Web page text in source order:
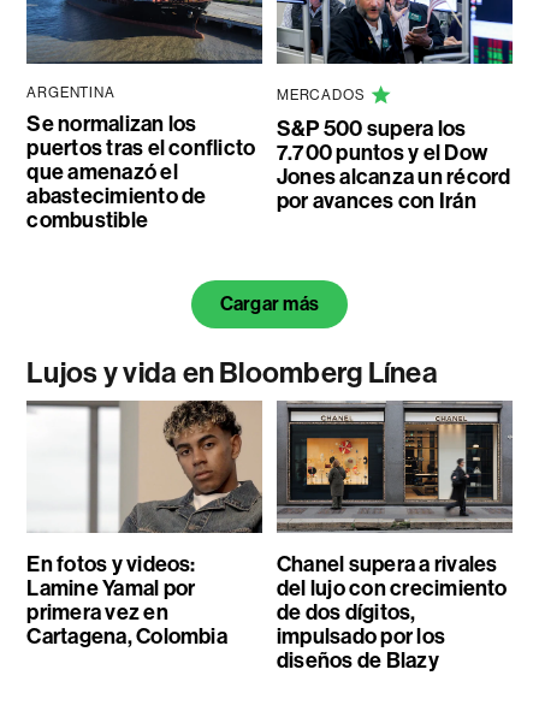
ARGENTINA
Se normalizan los
puertos tras el conflicto
que amenazó el
abastecimiento de
combustible
MERCADOS
S&P 500 supera los
7.700 puntos y el Dow
Jones alcanza un récord
por avances con Irán
Cargar más
Lujos y vida en Bloomberg Línea
En fotos y videos:
Lamine Yamal por
primera vez en
Cartagena, Colombia
Chanel supera a rivales
del lujo con crecimiento
de dos dígitos,
impulsado por los
diseños de Blazy